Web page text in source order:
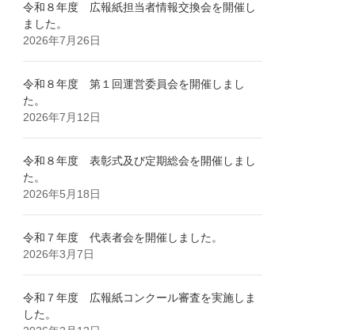
令和８年度 広報紙担当者情報交換会を開催し
ました。
2026年7月26日
令和８年度 第１回運営委員会を開催しまし
た。
2026年7月12日
令和８年度 表彰式及び定期総会を開催しまし
た。
2026年5月18日
令和７年度 代表者会を開催しました。
2026年3月7日
令和７年度 広報紙コンクール審査を実施しま
した。